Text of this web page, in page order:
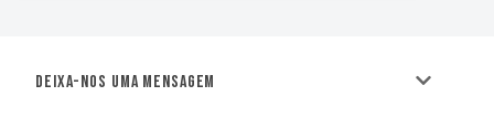
Deixa-nos uma mensagem